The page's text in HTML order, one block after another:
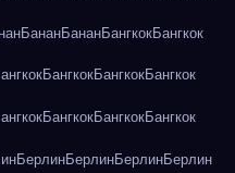
БананБананБангкокБангкок
БангкокБангкокБангкок
БангкокБангкокБангкок
БерлинБерлинБерлинБерлин